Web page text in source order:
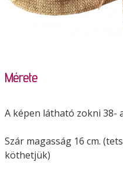
Mérete
A képen látható zokni 38-
Szár magasság 16 cm.
köthetjük)